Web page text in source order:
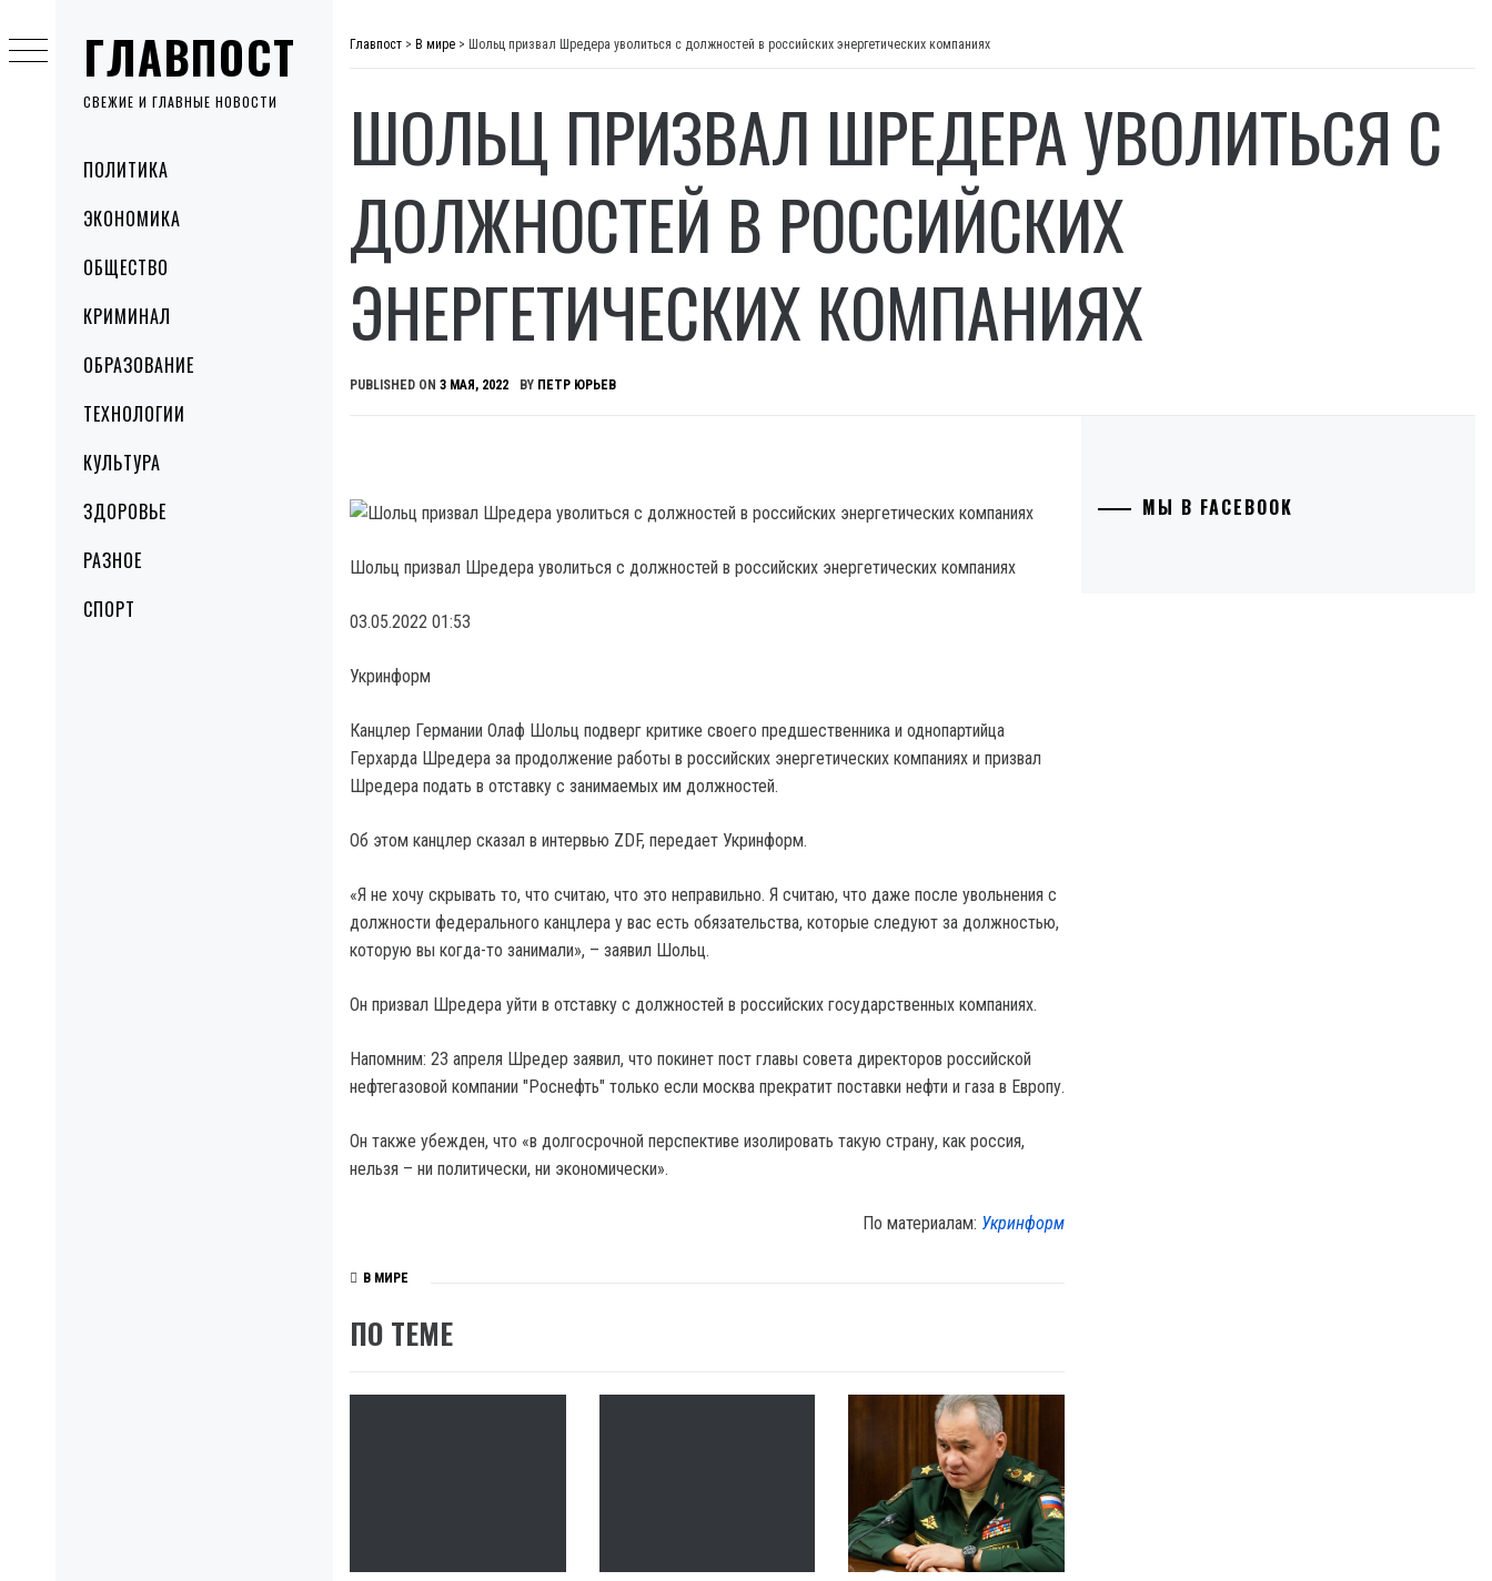
ГЛАВПОСТ
СВЕЖИЕ И ГЛАВНЫЕ НОВОСТИ
MenuПОЛИТИКА
ЭКОНОМИКА
ОБЩЕСТВО
КРИМИНАЛ
ОБРАЗОВАНИЕ
ТЕХНОЛОГИИ
КУЛЬТУРА
ЗДОРОВЬЕ
РАЗНОЕ
СПОРТ
to
content
Главпост > В мире > Шольц призвал Шредера уволиться с должностей в российских энергетических компаниях
ШОЛЬЦ ПРИЗВАЛ ШРЕДЕРА УВОЛИТЬСЯ С
ДОЛЖНОСТЕЙ В РОССИЙСКИХ
ЭНЕРГЕТИЧЕСКИХ КОМПАНИЯХ
PUBLISHED ON 3 МАЯ, 2022 BY ПЕТР ЮРЬЕВ
Шольц призвал Шредера уволиться с должностей в российских энергетических компаниях
03.05.2022 01:53
Укринформ
Канцлер Германии Олаф Шольц подверг критике своего предшественника и однопартийца
Герхарда Шредера за продолжение работы в российских энергетических компаниях и призвал
Шредера подать в отставку с занимаемых им должностей.
Об этом канцлер сказал в интервью ZDF, передает Укринформ.
«Я не хочу скрывать то, что считаю, что это неправильно. Я считаю, что даже после увольнения с
должности федерального канцлера у вас есть обязательства, которые следуют за должностью,
которую вы когда-то занимали», – заявил Шольц.
Он призвал Шредера уйти в отставку с должностей в российских государственных компаниях.
Напомним: 23 апреля Шредер заявил, что покинет пост главы совета директоров российской
нефтегазовой компании "Роснефть" только если москва прекратит поставки нефти и газа в Европу.
Он также убежден, что «в долгосрочной перспективе изолировать такую ​​страну, как россия,
нельзя – ни политически, ни экономически».
По материалам: Укринформ
В МИРЕ
ПО ТЕМЕ
МЫ В FACEBOOK